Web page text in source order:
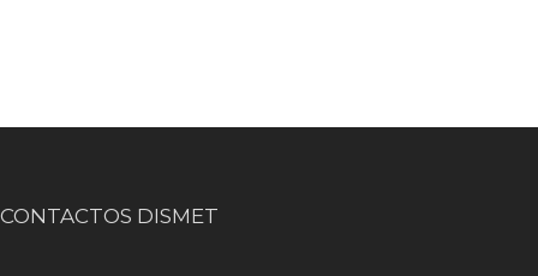
CONTACTOS DISMET